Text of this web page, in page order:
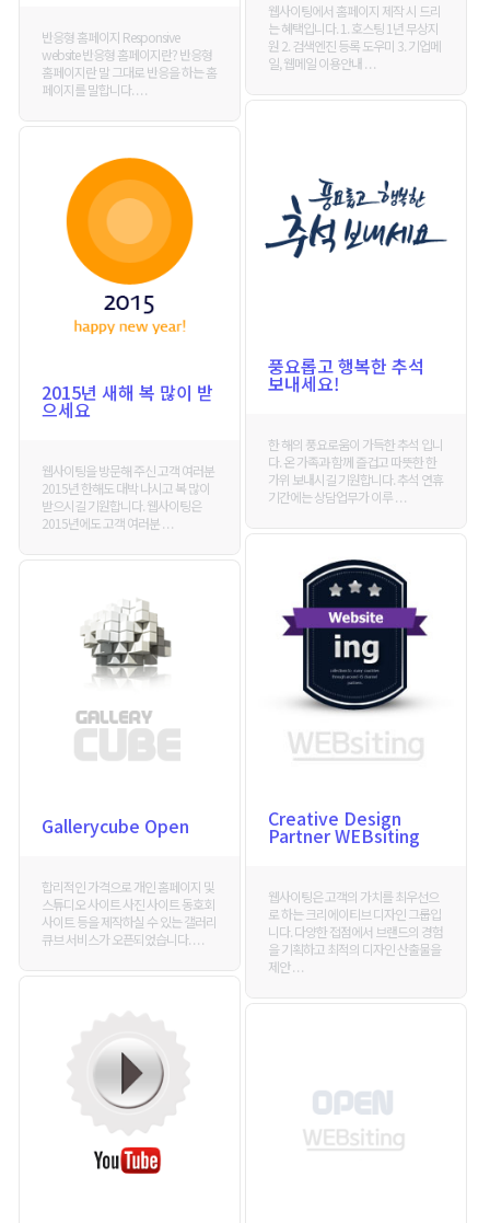
웹사이팅에서 홈페이지 제작 시 드리
는 혜택입니다. 1. 호스팅 1년 무상지
원 2. 검색엔진 등록 도우미 3. 기업메
일, 웹메일 이용안내 . . .
반응형 홈페이지 Responsive
website 반응형 홈페이지란? 반응형
홈페이지란 말 그대로 반응을 하는 홈
페이지를 말합니다. . . .
풍요롭고 행복한 추석
보내세요!
한 해의 풍요로움이 가득한 추석 입니
다. 온 가족과 함께 즐겁고 따뜻한 한
가위 보내시길 기원합니다. 추석 연휴
기간에는 상담업무가 이루 . . .
2015년 새해 복 많이 받
으세요
웹사이팅을 방문해 주신 고객 여러분
2015년 한해도 대박 나시고 복 많이
받으시길 기원합니다. 웹사이팅은
2015년에도 고객 여러분 . . .
Creative Design
Partner WEBsiting
웹사이팅은 고객의 가치를 최우선으
로 하는 크리에이티브 디자인 그룹입
니다. 다양한 접점에서 브랜드의 경험
을 기획하고 최적의 디자인 산출물을
제안 . . .
Gallerycube Open
합리적인 가격으로 개인 홈페이지 및
스튜디오 사이트 사진 사이트 동호회
사이트 등을 제작하실 수 있는 갤러리
큐브 서비스가 오픈되었습니다. . . .